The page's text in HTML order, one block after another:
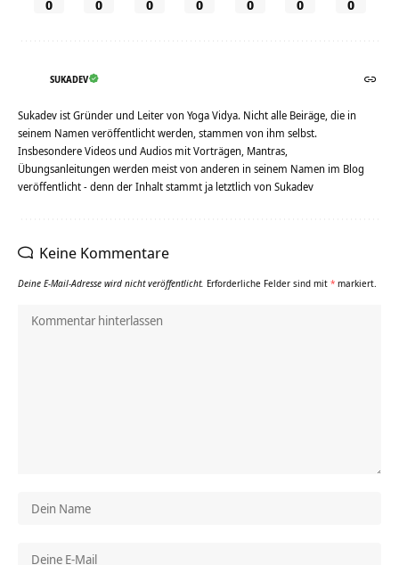
0 0 0 0 0 0 0
SUKADEV
Sukadev ist Gründer und Leiter von Yoga Vidya. Nicht alle Beiräge, die in
seinem Namen veröffentlicht werden, stammen von ihm selbst.
Insbesondere Videos und Audios mit Vorträgen, Mantras,
Übungsanleitungen werden meist von anderen in seinem Namen im Blog
veröffentlicht - denn der Inhalt stammt ja letztlich von Sukadev
Keine Kommentare
Deine E-Mail-Adresse wird nicht veröffentlicht. Erforderliche Felder sind mit * markiert.